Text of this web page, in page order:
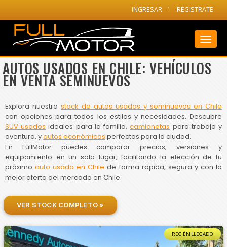
INGRESAR REGISTRATE
AUTOS USADOS EN CHILE: VEHÍCULOS
EN VENTA SEMINUEVOS
Explora nuestro stock de autos usados y seminuevos en Chile
con opciones para todos los estilos y necesidades. Descubre
SUV usados ideales para la familia,camionetas para trabajo y
aventura, yautos económicos perfectos para la ciudad.
En FullMotor puedes comparar precios, versiones y
equipamiento en un solo lugar, facilitando la elección de tu
próximoauto usado en Chile de forma rápida, segura y con la
mejor oferta del mercado en Chile.
VER STOCK COMPLETO »
RECIÉN LLEGADO